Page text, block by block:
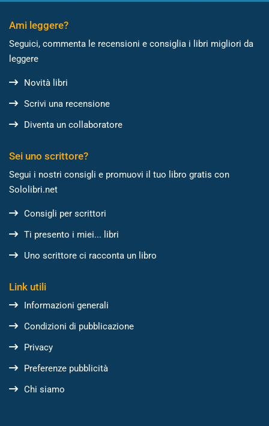
Ami leggere?
Seguici, commenta le recensioni e consiglia i libri migliori da
leggere
Novità libri
Scrivi una recensione
Diventa un collaboratore
Sei uno scrittore?
Segui i nostri consigli e promuovi il tuo libro gratis con
Sololibri.net
Consigli per scrittori
Ti presento i miei... libri
Uno scrittore ci racconta un libro
Link utili
Informazioni generali
Condizioni di pubblicazione
Privacy
Preferenze pubblicità
Chi siamo